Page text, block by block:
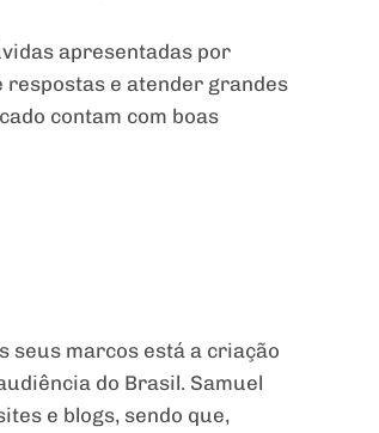
apresentadas por
respostas e atender grandes
contam com boas
seus marcos está a criação
do Brasil. Samuel
e blogs, sendo que,